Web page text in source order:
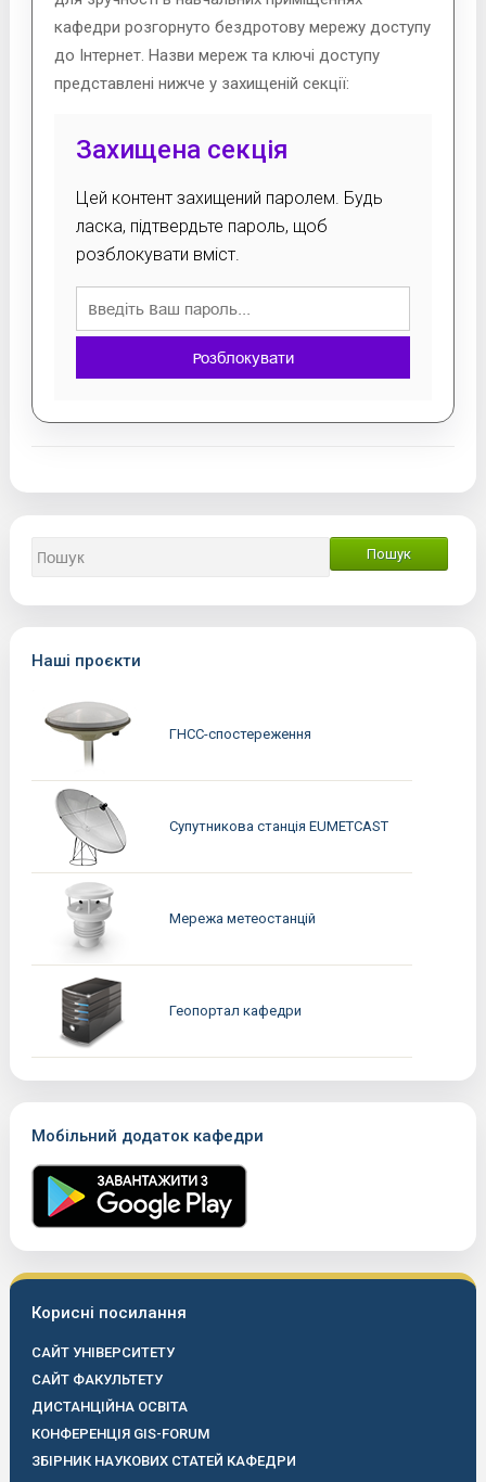
кафедри розгорнуто бездротову мережу доступу
до Інтернет. Назви мереж та ключі доступу
представлені нижче у захищеній секції:
Захищена секція
Цей контент захищений паролем. Будь
ласка, підтвердьте пароль, щоб
розблокувати вміст.
Розблокувати
Наші проєкти
ГНСС-спостереження
Супутникова станція EUMETCAST
Мережа метеостанцій
Геопортал кафедри
Мобільний додаток кафедри
Корисні посилання
САЙТ УНІВЕРСИТЕТУ
САЙТ ФАКУЛЬТЕТУ
ДИСТАНЦІЙНА ОСВІТА
КОНФЕРЕНЦІЯ GIS-FORUM
ЗБІРНИК НАУКОВИХ СТАТЕЙ КАФЕДРИ